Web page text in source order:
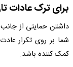
برای ترک عادات
داشتن حمایتی از
شما بر روی تکرار
کمک کننده باشد.